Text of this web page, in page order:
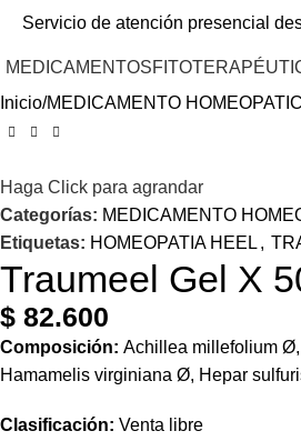
Servicio de atención presencial
MEDICAMENTOS
Inicio MEDICAMENTO
Haga Click para agrandar
Categorías: MEDICAMENTO
Etiquetas: HOMEOPATIA HEEL ,
Traumeel Gel X
$ 82.600
Composición: Achillea millefolium
Hamamelis virginiana Ø, Hepar
Clasificación: Venta libre